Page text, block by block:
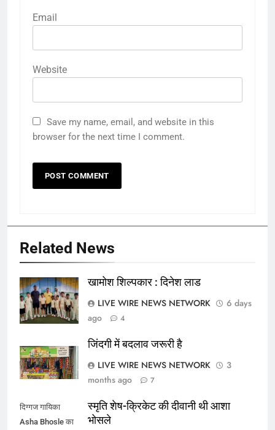
Email
Website
Save my name, email, and website in this
browser for the next time I comment.
Related News
​खामोश शिल्पकार : दिनेश लाड
LIVE WIRE NEWS NETWORK
6 days
ago
4
जिंदगी में बदलाव जरूरी है
LIVE WIRE NEWS NETWORK
3
months ago
7
दिग्गज गायिका
Asha Bhosle का
स्मृति शेष-क्रिकेट की दीवानी थी आशा
भोसले